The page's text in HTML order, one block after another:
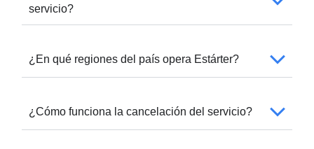
servicio?
¿En qué regiones del país opera Estárter?
¿Cómo funciona la cancelación del servicio?